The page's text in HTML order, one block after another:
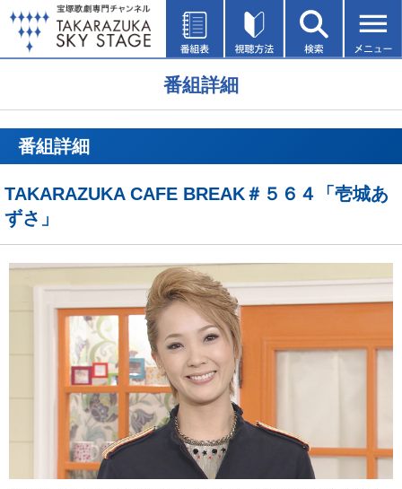
番組詳細
番組詳細
TAKARAZUKA CAFE BREAK＃５６４「壱城あ
ずさ」